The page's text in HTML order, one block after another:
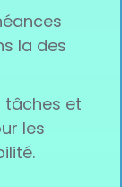
la des
tâches et
les